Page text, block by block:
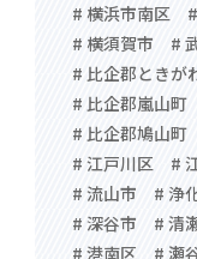
# 横浜市南区
# 横須賀市
#
# 比企郡ときが
# 比企郡嵐山町
# 比企郡鳩山町
# 江戸川区
#
# 流山市
# 浄
# 深谷市
# 清
# 港南区
# 瀬